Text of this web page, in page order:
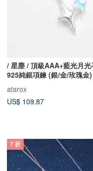
/ 星塵 / 頂級AAA+藍光月光
925純銀項鍊 (銀/金/玫瑰金)
atarox
US$ 109.87
7 折